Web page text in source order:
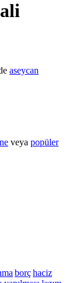
aseycan
veya popüler
borçhaciz